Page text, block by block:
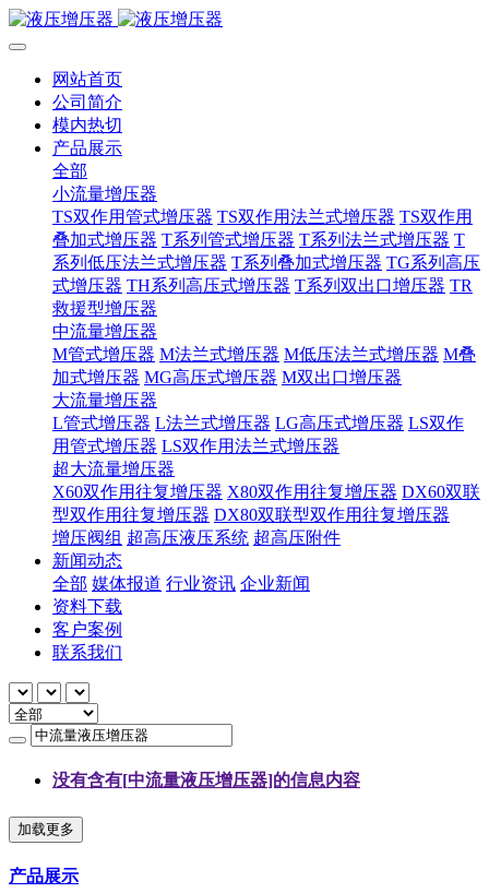
网站首页
公司简介
模内热切
产品展示
全部
小流量增压器
TS双作用管式增压器 TS双作用法兰式增压器 TS双作用
叠加式增压器 T系列管式增压器 T系列法兰式增压器 T
系列低压法兰式增压器 T系列叠加式增压器 TG系列高压
式增压器 TH系列高压式增压器 T系列双出口增压器 TR
救援型增压器
中流量增压器
M管式增压器 M法兰式增压器 M低压法兰式增压器 M叠
加式增压器 MG高压式增压器 M双出口增压器
大流量增压器
L管式增压器 L法兰式增压器 LG高压式增压器 LS双作
用管式增压器 LS双作用法兰式增压器
超大流量增压器
X60双作用往复增压器 X80双作用往复增压器 DX60双联
型双作用往复增压器 DX80双联型双作用往复增压器
增压阀组 超高压液压系统 超高压附件
新闻动态
全部 媒体报道 行业资讯 企业新闻
资料下载
客户案例
联系我们
没有含有[中流量液压增压器]的信息内容
加载更多
产品展示